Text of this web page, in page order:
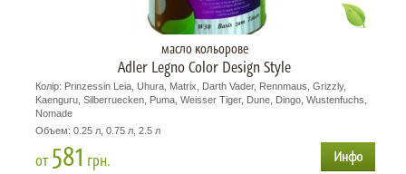
масло кольорове
Adler Legno Color Design Style
Колір: Prinzessin Leia, Uhura, Matrix, Darth Vader, Rennmaus, Grizzly,
Kaenguru, Silberruecken, Puma, Weisser Tiger, Dune, Dingo, Wustenfuchs,
Nomade
Объем: 0.25 л, 0.75 л, 2.5 л
от 581 грн.